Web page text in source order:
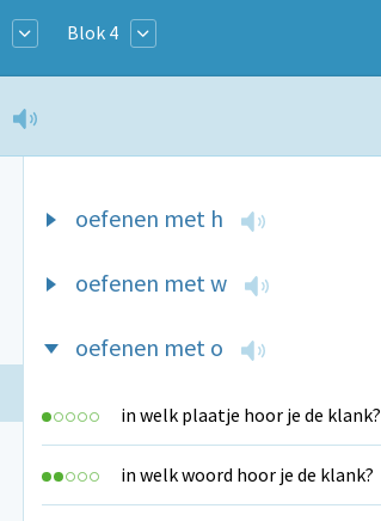
Blok 4
oefenen met h
oefenen met w
oefenen met o
in welk plaatje hoor je de klank?
in welk woord hoor je de klank?